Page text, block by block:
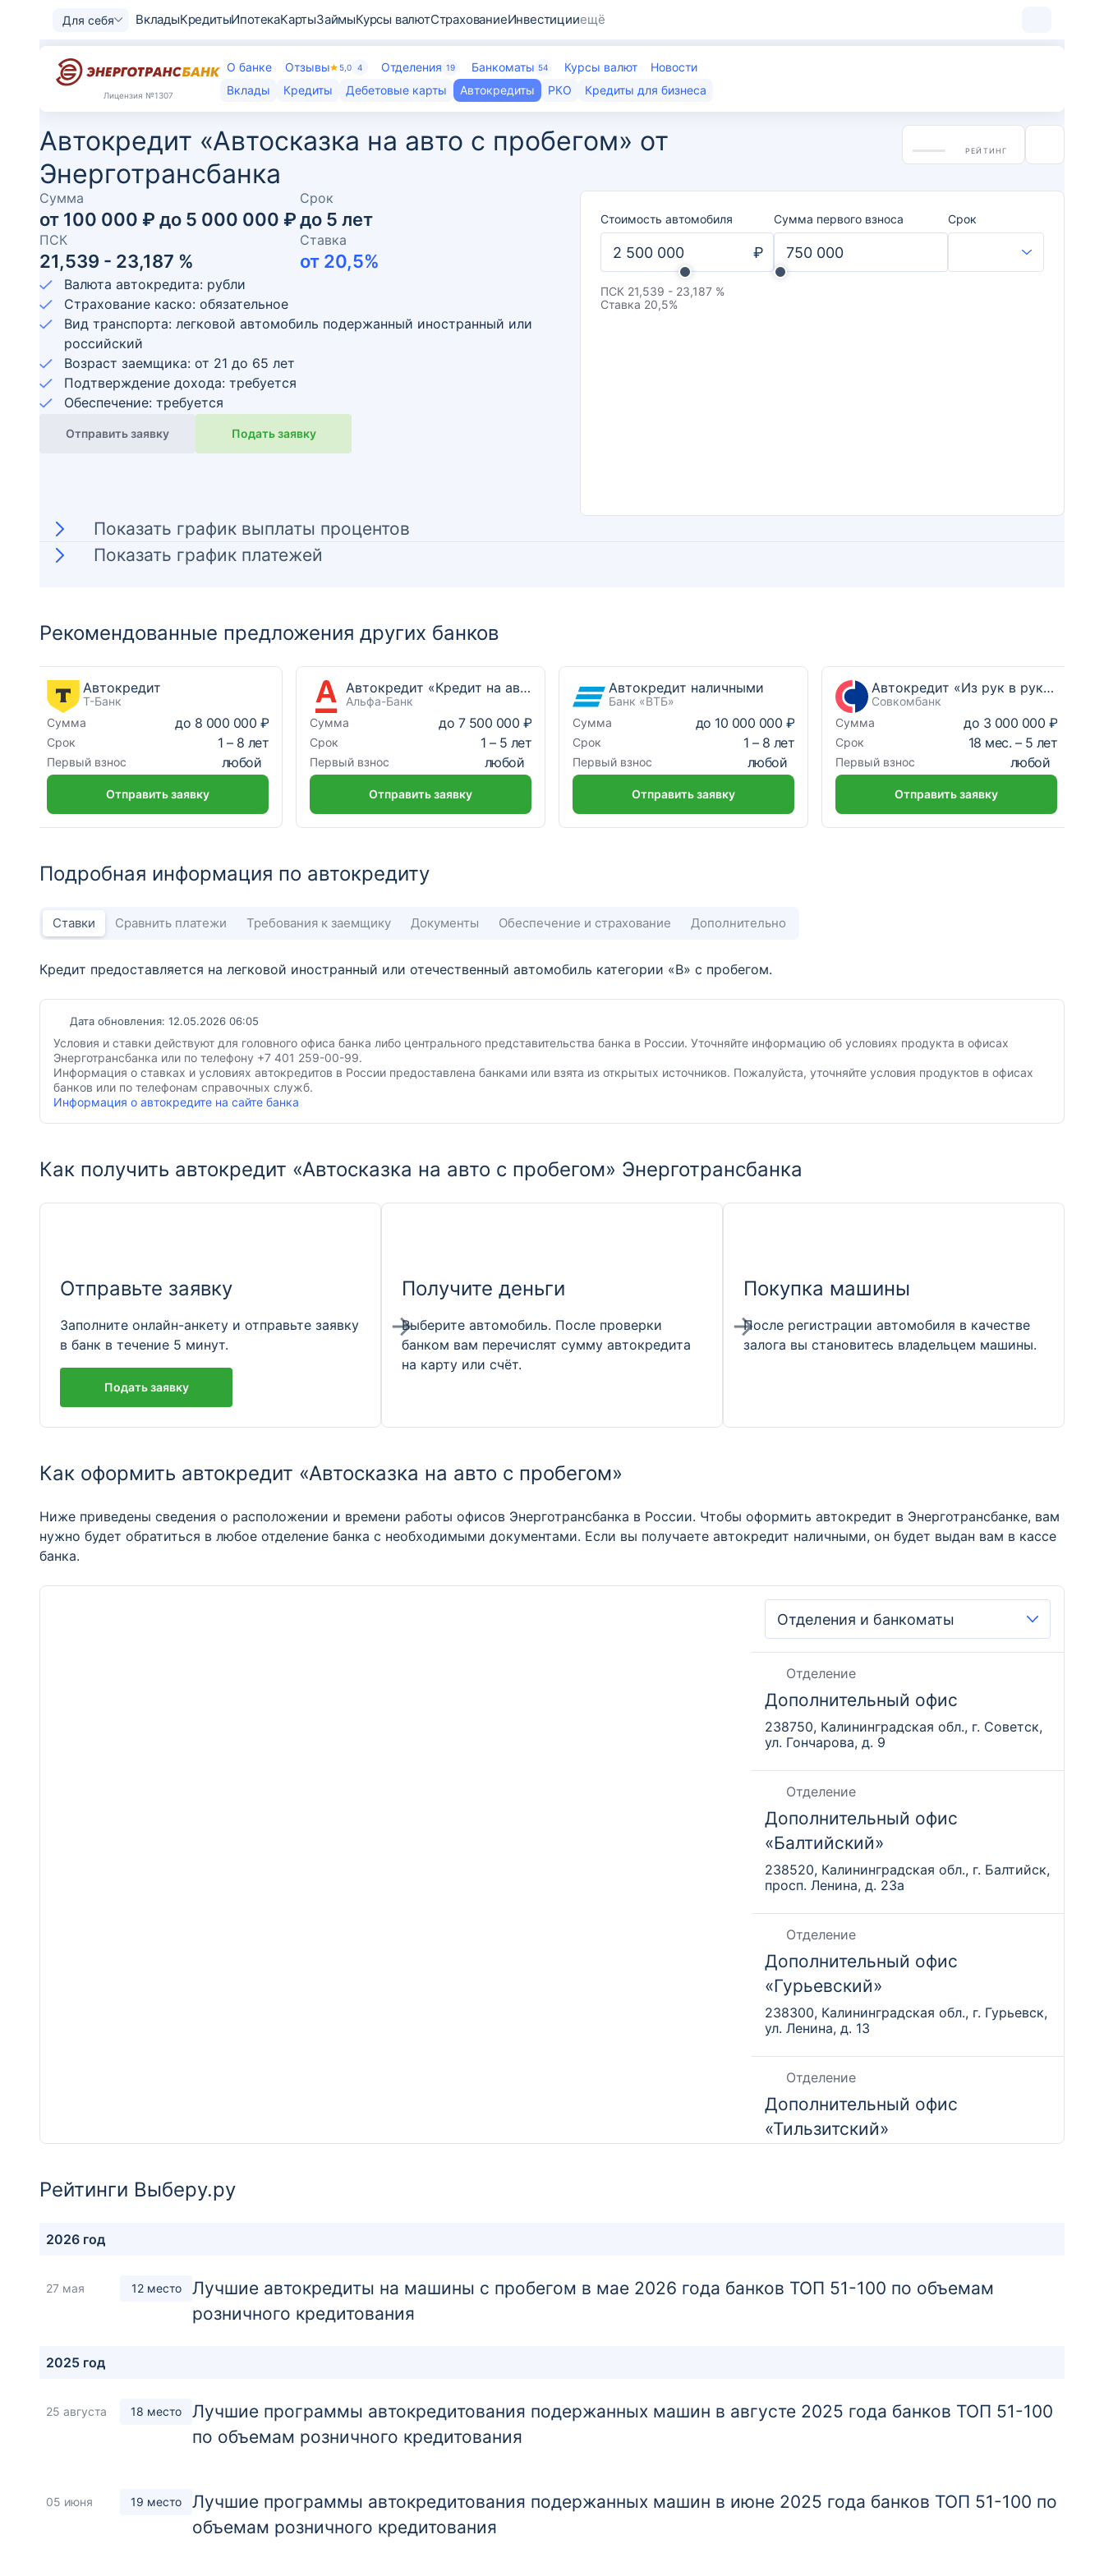
Для себя ВкладыКредитыИпотекаКартыЗаймыКурсы валютСтрахованиеИнвестицииещё
Лицензия №1307
О банке Отзывы 5,0 4 Отделения 19 Банкоматы 54 Курсы валют
Новости
Вклады
Кредиты Дебетовые карты Автокредиты РКО Кредиты для бизнеса
Автокредит «Автосказка на авто с пробегом» от
Энерготрансбанка
РЕЙТИНГ
Сумма
от 100 000 ₽ до 5 000 000 ₽
Срок
до 5 лет
ПСК
21,539 - 23,187 %
Ставка
от 20,5%
Валюта автокредита: рубли
Страхование каско: обязательное
Вид транспорта: легковой автомобиль подержанный иностранный или
российский
Возраст заемщика: от 21 до 65 лет
Подтверждение дохода: требуется
Обеспечение: требуется
Отправить заявку Подать заявку
Стоимость автомобиля
₽
Сумма первого взноса Срок
ПСК 21,539 - 23,187 %
Ставка 20,5%
Показать график выплаты процентов
Показать график платежей
Рекомендованные предложения других банков
Автокредит
Т-Банк
Сумма
до 8 000 000 ₽
Срок 1 – 8 лет
Первый взнос любой
Отправить заявку
Автокредит «Кредит на автомобиль»
Альфа-Банк
Сумма
до 7 500 000 ₽
Срок 1 – 5 лет
Первый взнос любой
Отправить заявку
Автокредит наличными
Банк «ВТБ»
Сумма
до 10 000 000 ₽
Срок 1 – 8 лет
Первый взнос любой
Отправить заявку
Автокредит «Из рук в руки Выгодный»
Совкомбанк
Сумма
до 3 000 000 ₽
Срок 18 мес. – 5 лет
Первый взнос любой
Отправить заявку
Подробная информация по автокредиту
Ставки Сравнить платежи Требования к заемщику Документы Обеспечение и страхование Дополнительно
Кредит предоставляется на легковой иностранный или отечественный автомобиль категории «В» с пробегом.
Дата обновления: 12.05.2026 06:05
Условия и ставки действуют для головного офиса банка либо центрального представительства банка в России. Уточняйте информацию об условиях продукта в офисах
Энерготрансбанка или по телефону +7 401 259-00-99.
Информация о ставках и условиях автокредитов в России предоставлена банками или взята из открытых источников. Пожалуйста, уточняйте условия продуктов в офисах
банков или по телефонам справочных служб.
Информация о автокредите на сайте банка
Как получить автокредит «Автосказка на авто с пробегом» Энерготрансбанка
Отправьте заявку
Заполните онлайн-анкету и отправьте заявку
в банк в течение 5 минут.
Подать заявку
Получите деньги
Выберите автомобиль. После проверки
банком вам перечислят сумму автокредита
на карту или счёт.
Покупка машины
После регистрации автомобиля в качестве
залога вы становитесь владельцем машины.
Как оформить автокредит «Автосказка на авто с пробегом»
Ниже приведены сведения о расположении и времени работы офисов Энерготрансбанка в России. Чтобы оформить автокредит в Энерготрансбанке, вам
нужно будет обратиться в любое отделение банка с необходимыми документами. Если вы получаете автокредит наличными, он будет выдан вам в кассе
банка.
Отделение
Дополнительный офис
238750, Калининградская обл., г. Советск,
ул. Гончарова, д. 9
Отделение
Дополнительный офис
«Балтийский»
238520, Калининградская обл., г. Балтийск,
просп. Ленина, д. 23а
Отделение
Дополнительный офис
«Гурьевский»
238300, Калининградская обл., г. Гурьевск,
ул. Ленина, д. 13
Отделение
Дополнительный офис
«Тильзитский»
238151, Калининградская обл.,
236039, г. Калининград, пл. Калинина, д. 11
Московский филиал
Рейтинги Выберу.ру
2026 год
27 мая 12 место
Лучшие автокредиты на машины с пробегом в мае 2026 года банков ТОП 51-100 по объемам
розничного кредитования
2025 год
25 августа 18 место
Лучшие программы автокредитования подержанных машин в августе 2025 года банков ТОП 51-100
по объемам розничного кредитования
05 июня 19 место
Лучшие программы автокредитования подержанных машин в июне 2025 года банков ТОП 51-100 по
объемам розничного кредитования